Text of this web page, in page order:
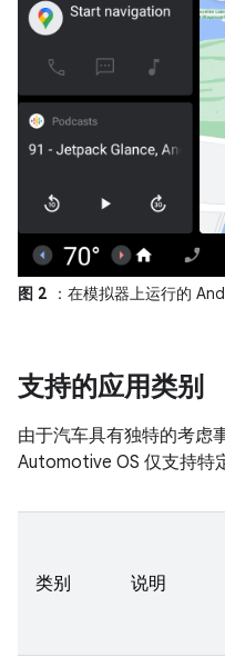
图 2 ：在模拟器上运行的
支持的应用类别
由于汽车具有独特的考虑
Automotive OS 仅支持特
类别 说明